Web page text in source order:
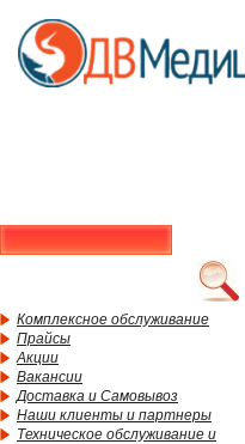
Комплексное обслуживание
Прайсы
Акции
Вакансии
Доставка и Самовывоз
Наши клиенты и партнеры
Техническое обслуживание и